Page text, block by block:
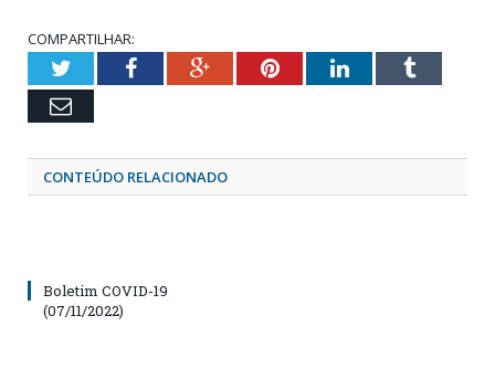
COMPARTILHAR:
TwitterFacebookGoogle+PinterestLinkedInTumblr
Email
CONTEÚDO RELACIONADO
Boletim COVID-19
(07/11/2022)